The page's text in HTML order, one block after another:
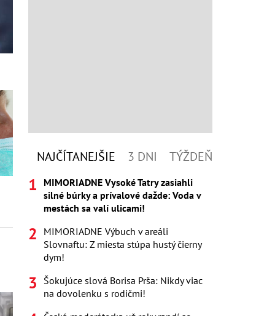
NAJČÍTANEJŠIE 3 DNI TÝŽDEŇ
MIMORIADNE Vysoké Tatry zasiahli
silné búrky a prívalové dažde: Voda v
mestách sa valí ulicami!
MIMORIADNE Výbuch v areáli
Slovnaftu: Z miesta stúpa hustý čierny
dym!
Šokujúce slová Borisa Prša: Nikdy viac
na dovolenku s rodičmi!